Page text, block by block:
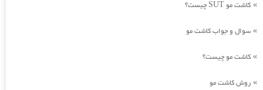
» کاشت مو SUT چیست؟
» سوال و جواب کاشت مو
» کاشت مو چیست؟
» روش کاشت مو